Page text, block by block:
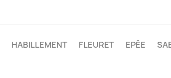
HABILLEMENT FLEURET EPÉE